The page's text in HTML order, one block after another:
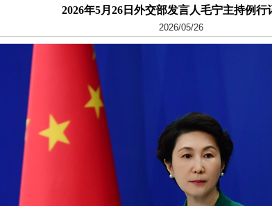
2026年5月26日外交部发言人毛宁主持例行
2026/05/26